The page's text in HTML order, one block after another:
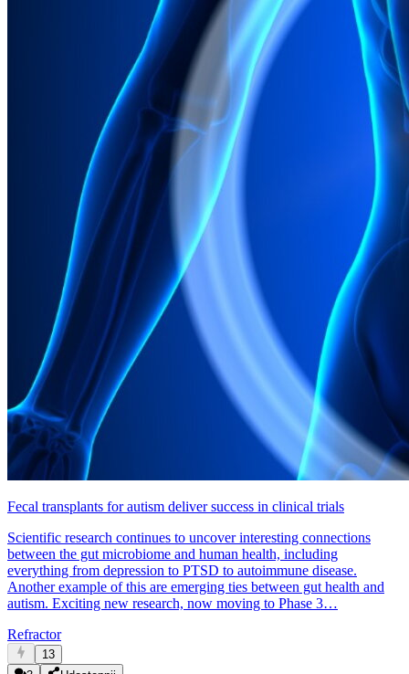
Fecal transplants for autism deliver success in clinical trials
Scientific research continues to uncover interesting connections
between the gut microbiome and human health, including
everything from depression to PTSD to autoimmune disease.
Another example of this are emerging ties between gut health and
autism. Exciting new research, now moving to Phase 3…
Refractor
13